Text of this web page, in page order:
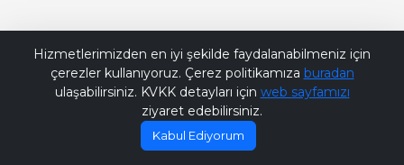
Hizmetlerimizden en iyi şekilde faydalanabilmeniz için
çerezler kullanıyoruz. Çerez politikamıza buradan
ulaşabilirsiniz. KVKK detayları için web sayfamızı
ziyaret edebilirsiniz.
Kabul Ediyorum
Bana Soru Sor | Ask Me